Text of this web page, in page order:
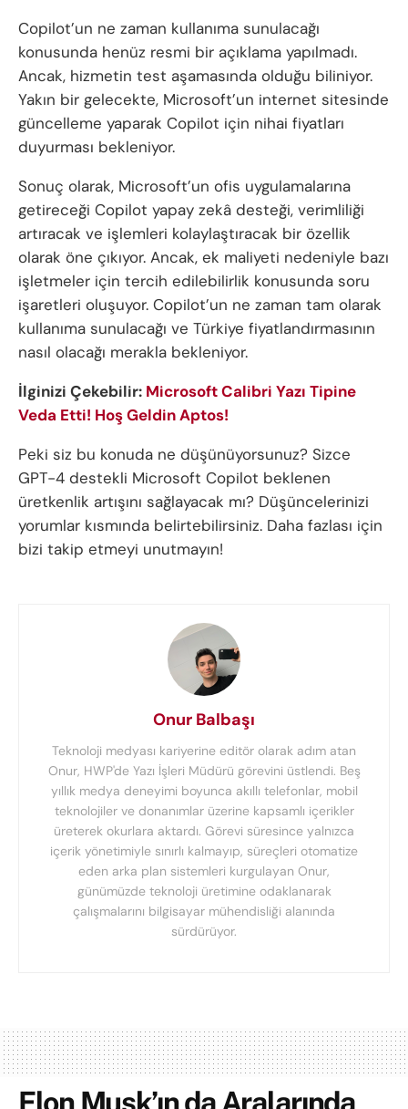
Copilot’un ne zaman kullanıma sunulacağı
konusunda henüz resmi bir açıklama yapılmadı.
Ancak, hizmetin test aşamasında olduğu biliniyor.
Yakın bir gelecekte, Microsoft’un internet sitesinde
güncelleme yaparak Copilot için nihai fiyatları
duyurması bekleniyor.
Sonuç olarak, Microsoft’un ofis uygulamalarına
getireceği Copilot yapay zekâ desteği, verimliliği
artıracak ve işlemleri kolaylaştıracak bir özellik
olarak öne çıkıyor. Ancak, ek maliyeti nedeniyle bazı
işletmeler için tercih edilebilirlik konusunda soru
işaretleri oluşuyor. Copilot’un ne zaman tam olarak
kullanıma sunulacağı ve Türkiye fiyatlandırmasının
nasıl olacağı merakla bekleniyor.
İlginizi Çekebilir: Microsoft Calibri Yazı Tipine
Veda Etti! Hoş Geldin Aptos!
Peki siz bu konuda ne düşünüyorsunuz? Sizce
GPT-4 destekli Microsoft Copilot beklenen
üretkenlik artışını sağlayacak mı? Düşüncelerinizi
yorumlar kısmında belirtebilirsiniz. Daha fazlası için
bizi takip etmeyi unutmayın!
Onur Balbaşı
Teknoloji medyası kariyerine editör olarak adım atan
Onur, HWP'de Yazı İşleri Müdürü görevini üstlendi. Beş
yıllık medya deneyimi boyunca akıllı telefonlar, mobil
teknolojiler ve donanımlar üzerine kapsamlı içerikler
üreterek okurlara aktardı. Görevi süresince yalnızca
içerik yönetimiyle sınırlı kalmayıp, süreçleri otomatize
eden arka plan sistemleri kurgulayan Onur,
günümüzde teknoloji üretimine odaklanarak
çalışmalarını bilgisayar mühendisliği alanında
sürdürüyor.
Elon Musk’ın da Aralarında